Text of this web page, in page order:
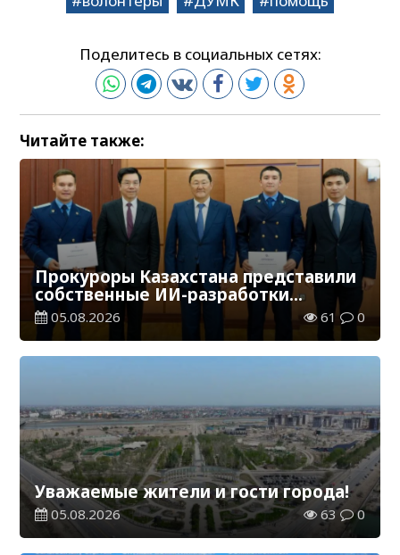
Поделитесь в социальных сетях:
Читайте также:
Прокуроры Казахстана представили
собственные ИИ-разработки
мировому эксперту Кай-Фу Ли
05.08.2026 61 0
Уважаемые жители и гости города!
05.08.2026 63 0